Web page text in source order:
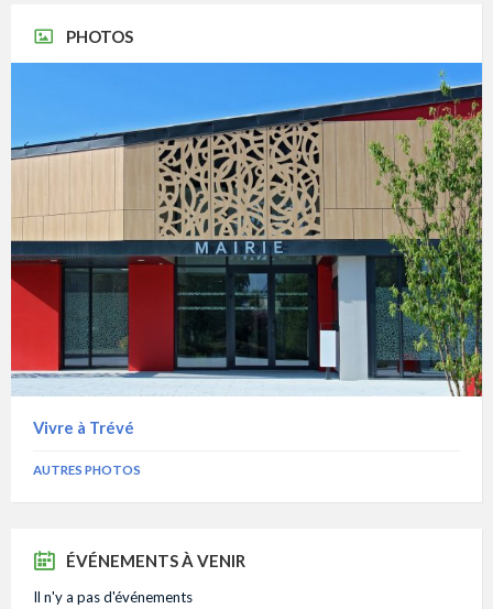
PHOTOS
Vivre à Trévé
AUTRES PHOTOS
ÉVÉNEMENTS À VENIR
Il n'y a pas d'événements